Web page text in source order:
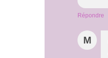
Répondre
M